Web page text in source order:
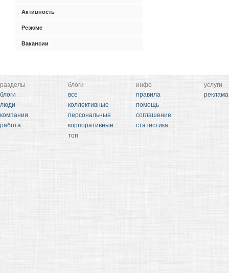
Активность
Резюме
Вакансии
разделы
блоги
люди
компании
работа
блоги
все
коллективные
персональные
корпоративные
топ
инфо
правила
помощь
соглашение
статистика
услуги
реклама